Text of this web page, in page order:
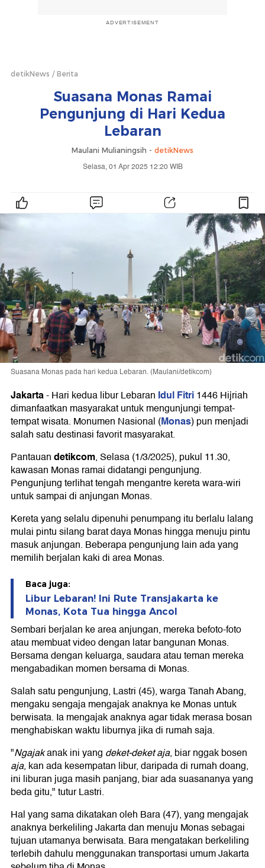
ADVERTISEMENT
detikNews Berita
Suasana Monas Ramai
Pengunjung di Hari Kedua
Lebaran
Maulani Mulianingsih - detikNews
Selasa, 01 Apr 2025 12:20 WIB
Suasana Monas pada hari kedua Lebaran. (Maulani/detikcom)
Jakarta-Hari kedua libur Lebaran Idul Fitri1446 Hijriah
dimanfaatkan masyarakat untuk mengunjungi tempat-
tempat wisata. Monumen Nasional (Monas) pun menjadi
salah satu destinasi favorit masyarakat.
Pantauandetikcom, Selasa (1/3/2025), pukul 11.30,
kawasan Monas ramai didatangi pengunjung.
Pengunjung terlihat tengah mengantre kereta wara-wiri
untuk sampai di anjungan Monas.
Kereta yang selalu dipenuhi penumpang itu berlalu lalang
mulai pintu silang barat daya Monas hingga menuju pintu
masuk anjungan. Beberapa pengunjung lain ada yang
memilih berjalan kaki di area Monas.
Baca juga:
Libur Lebaran! Ini Rute Transjakarta ke
Monas, Kota Tua hingga Ancol
Sembari berjalan ke area anjungan, mereka befoto-foto
atau membuat video dengan latar bangunan Monas.
Bersama dengan keluarga, saudara atau teman mereka
mengabadikan momen bersama di Monas.
Salah satu pengunjung, Lastri (45), warga Tanah Abang,
mengaku sengaja mengajak anaknya ke Monas untuk
berwisata. Ia mengajak anaknya agar tidak merasa bosan
menghabiskan waktu liburnya jika di rumah saja.
"Ngajakanak ini yang deket-deket aja, biar nggak bosen
aja, kan ada kesempatan libur, daripada di rumah doang,
ini liburan juga masih panjang, biar ada suasananya yang
beda gitu," tutur Lastri.
Hal yang sama dikatakan oleh Bara (47), yang mengajak
anaknya berkeliling Jakarta dan menuju Monas sebagai
tujuan utamanya berwisata. Bara mengatakan berkeliling
terlebih dahulu menggunakan transportasi umum Jakarta